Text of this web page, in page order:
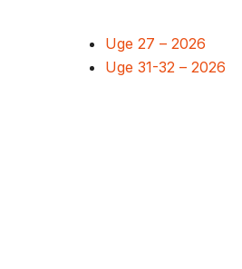
Uge 27 – 2026
Uge 31-32 – 2026